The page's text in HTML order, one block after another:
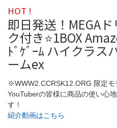
HOT !
即日発送！MEGA
ク付き⭐️1BOX
ﾄﾞｹﾞｰﾑ ハイクラス
ームex
※WWW2.CCRSK12.ORG 限定モ
YouTuberの皆様に商品の使い心
す！
紹介動画はこちら